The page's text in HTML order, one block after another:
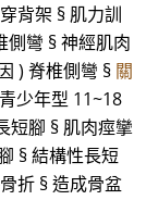
背架 § 肌力訓
側彎 § 神經肌肉
) 脊椎側彎 § 關
少年型 11~18
短腳 § 肌肉痙攣
§ 結構性長短
折 § 造成骨盆